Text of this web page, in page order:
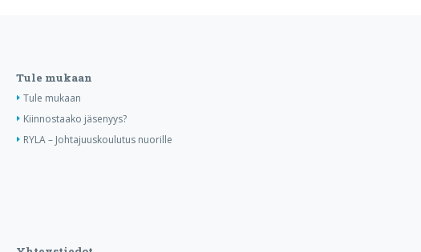
Tule mukaan
Tule mukaan
Kiinnostaako jäsenyys?
RYLA – Johtajuuskoulutus nuorille